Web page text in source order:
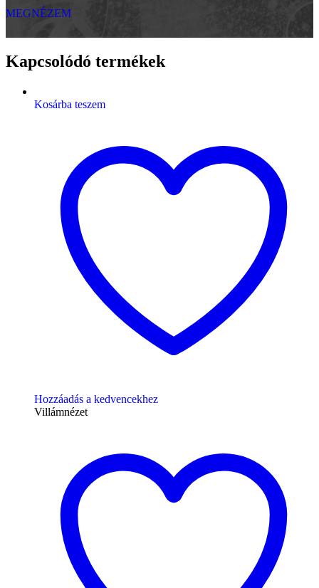
MEGNÉZEM
Kapcsolódó termékek
Kosárba teszem
Hozzáadás a kedvencekhez
Villámnézet